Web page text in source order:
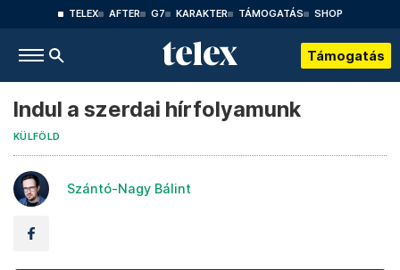
TELEX AFTER G7 KARAKTER TÁMOGATÁS SHOP
Támogatás
Indul a szerdai hírfolyamunk
KÜLFÖLD
Szántó-Nagy Bálint